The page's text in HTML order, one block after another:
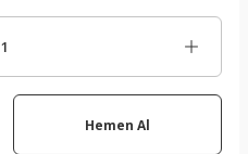
Hemen Al